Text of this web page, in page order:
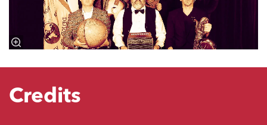
Credits